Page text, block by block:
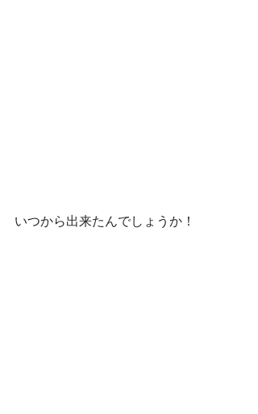
いつから出来たんでしょうか！